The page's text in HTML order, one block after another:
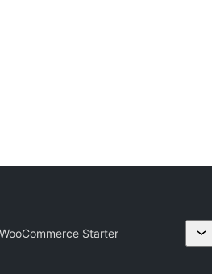
Starter